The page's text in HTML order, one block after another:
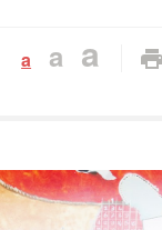
a a a